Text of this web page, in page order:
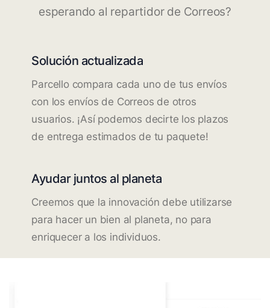
esperando al repartidor de Correos?
Solución actualizada
Parcello compara cada uno de tus envíos
con los envíos de Correos de otros
usuarios. ¡Así podemos decirte los plazos
de entrega estimados de tu paquete!
Ayudar juntos al planeta
Creemos que la innovación debe utilizarse
para hacer un bien al planeta, no para
enriquecer a los individuos.